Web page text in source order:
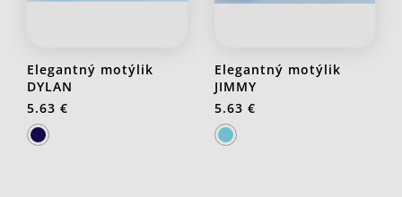
Elegantný motýlik
DYLAN
5.63 €
Elegantný motýlik
JIMMY
5.63 €